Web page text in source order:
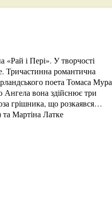
«Рай і Пері». У творчості
Тричастинна романтична
поета Томаса Мура
Ангела вона здійснює три
грішника, що розкаявся…
та Мартіна Латке